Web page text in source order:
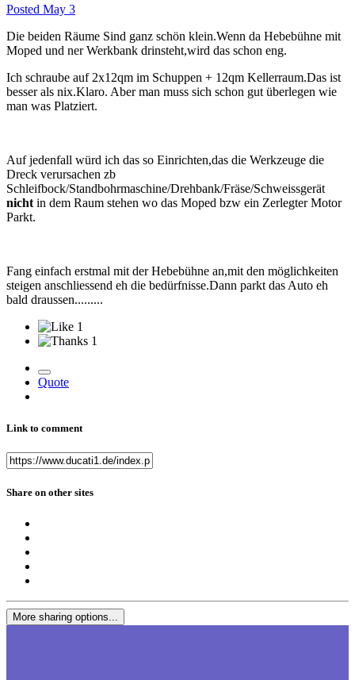
Posted May 3
Die beiden Räume Sind ganz schön klein.Wenn da Hebebühne mit
Moped und ner Werkbank drinsteht,wird das schon eng.
Ich schraube auf 2x12qm im Schuppen + 12qm Kellerraum.Das ist
besser als nix.Klaro. Aber man muss sich schon gut überlegen wie
man was Platziert.
Auf jedenfall würd ich das so Einrichten,das die Werkzeuge die
Dreck verursachen zb
Schleifbock/Standbohrmaschine/Drehbank/Fräse/Schweissgerät
nicht in dem Raum stehen wo das Moped bzw ein Zerlegter Motor
Parkt.
Fang einfach erstmal mit der Hebebühne an,mit den möglichkeiten
steigen anschliessend eh die bedürfnisse.Dann parkt das Auto eh
bald draussen.........
1
1
Quote
Link to comment
Share on other sites
More sharing options...